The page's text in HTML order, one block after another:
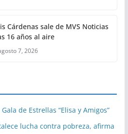
Cárdenas sale de MVS Noticias
16 años al aire
7, 2026
de Estrellas “Elisa y Amigos”
lucha contra pobreza, afirma